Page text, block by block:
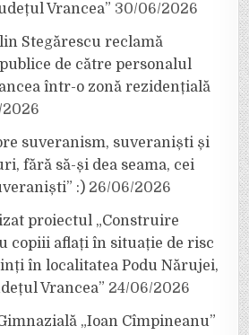
Vrancea” 30/06/2026
Stegărescu reclamă
de către personalul
într-o zonă rezidențială
suveranism, suveraniști și
fără să-și dea seama, cei
:) 26/06/2026
proiectul „Construire
copiii aflați în situație de risc
în localitatea Podu Nărujei,
Vrancea” 24/06/2026
„Ioan Cîmpineanu”